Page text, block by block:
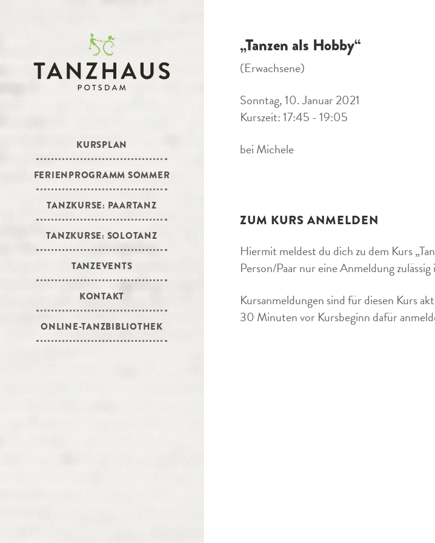
KURSPLAN
FERIENPROGRAMM SOMMER
TANZKURSE: PAARTANZ
TANZKURSE: SOLOTANZ
TANZEVENTS
KONTAKT
ONLINE-TANZBIBLIOTHEK
„Tanzen als Hobby“
(Erwachsene)
Sonntag, 10. Januar 2021
Kurszeit: 17:45 - 19:05
bei Michele
ZUM KURS ANMELDEN
Hiermit meldest du dich zu dem Kurs
Person/Paar nur eine Anmeldung zulässig
Kursanmeldungen sind für diesen Kurs
30 Minuten vor Kursbeginn dafür